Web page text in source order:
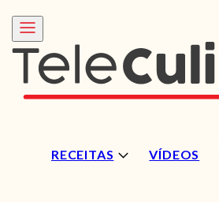
RECEITAS VÍDEOS